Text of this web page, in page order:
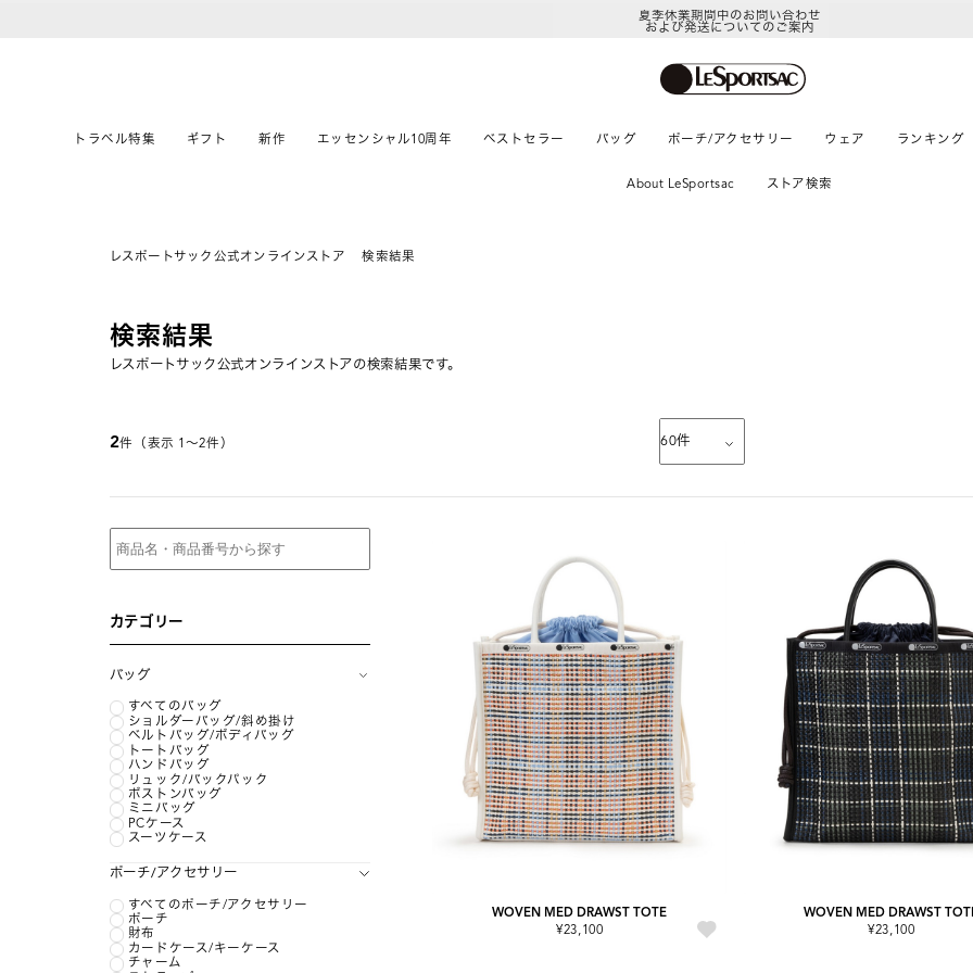
夏季休業期間中のお問い合わせ
および発送についてのご案内
トラベル特集 ギフト 新作 エッセンシャル10周年 ベストセラー バッグ ポーチ/アクセサリー ウェア ランキング
About LeSportsac ストア検索
レスポートサック公式オンラインストア 検索結果
検索結果
レスポートサック公式オンラインストアの検索結果です。
2件（表示 1〜2件） 60件
カテゴリー
バッグ
すべてのバッグ
ショルダーバッグ/斜め掛け
ベルトバッグ/ボディバッグ
トートバッグ
ハンドバッグ
リュック/バックパック
ボストンバッグ
ミニバッグ
PCケース
スーツケース
ポーチ/アクセサリー
すべてのポーチ/アクセサリー
ポーチ
財布
カードケース/キーケース
チャーム
WOVEN MED DRAWST TOTE
¥23,100
WOVEN MED DRAWST
¥23,100